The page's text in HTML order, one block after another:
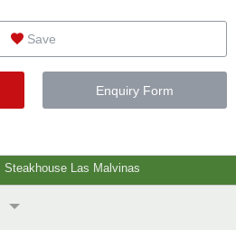
Save
Enquiry Form
Steakhouse Las Malvinas